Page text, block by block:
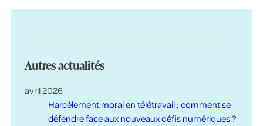
Autres actualités
avril 2026
Harcèlement moral en télétravail : comment se
défendre face aux nouveaux défis numériques ?